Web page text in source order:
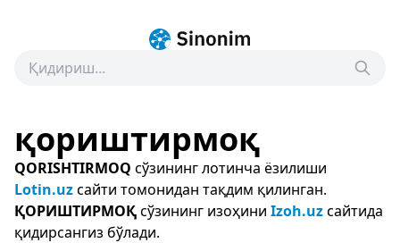
қориштирмоқ
QORISHTIRMOQ сўзининг лотинча ёзилиши
Lotin.uzсайти томонидан тақдим қилинган.
ҚОРИШТИРМОҚсўзининг изоҳини Izoh.uzсайтида
қидирсангиз бўлади.